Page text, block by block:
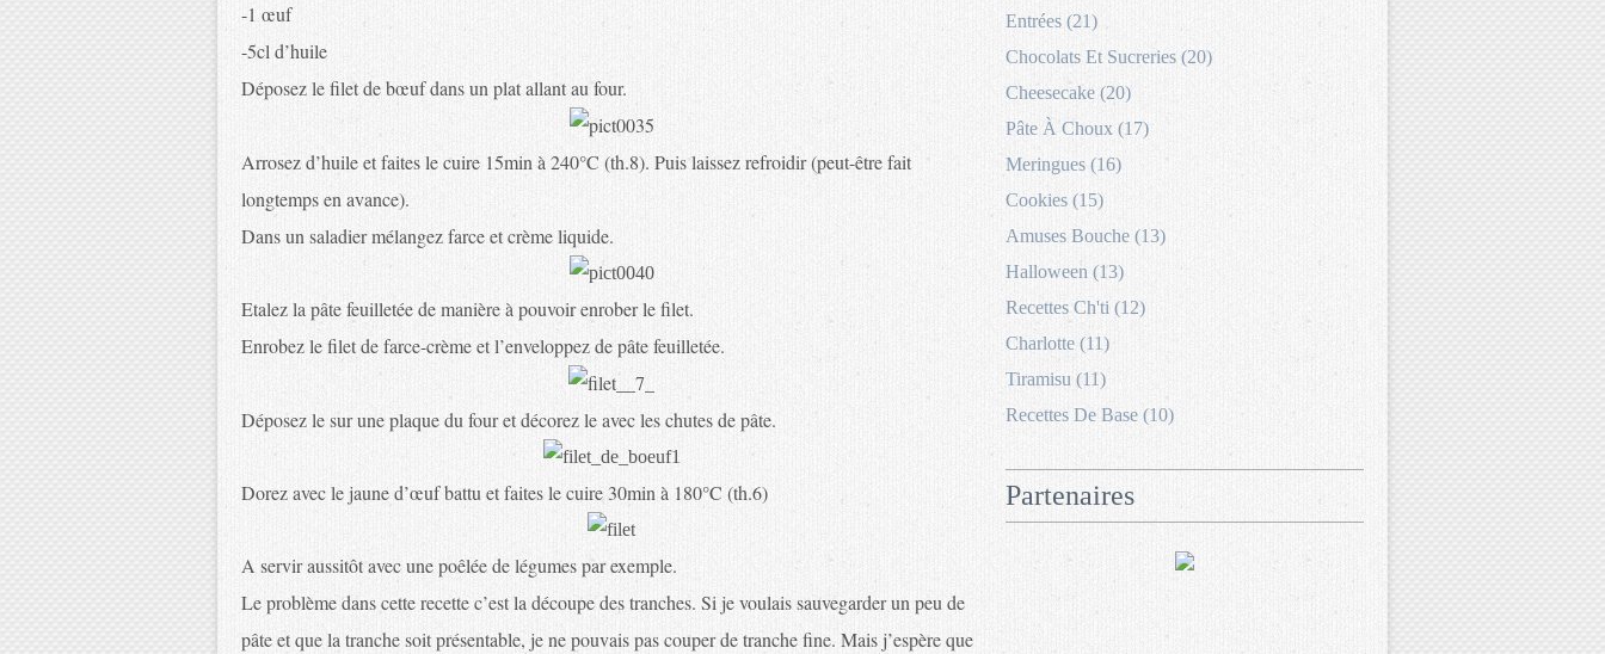
-1 œuf
-5cl d’huile
Déposez le filet de bœuf dans un plat allant au four.
Arrosez d’huile et faites le cuire 15min à 240°C (th.8). Puis laissez refroidir (peut-être fait
longtemps en avance).
Dans un saladier mélangez farce et crème liquide.
Etalez la pâte feuilletée de manière à pouvoir enrober le filet.
Enrobez le filet de farce-crème et l’enveloppez de pâte feuilletée.
Déposez le sur une plaque du four et décorez le avec les chutes de pâte.
Dorez avec le jaune d’œuf battu et faites le cuire 30min à 180°C (th.6)
A servir aussitôt avec une poêlée de légumes par exemple.
Le problème dans cette recette c’est la découpe des tranches. Si je voulais sauvegarder un peu de
pâte et que la tranche soit présentable, je ne pouvais pas couper de tranche fine. Mais j’espère que
Entrées (21)
Chocolats Et Sucreries (20)
Cheesecake (20)
Pâte À Choux (17)
Meringues (16)
Cookies (15)
Amuses Bouche (13)
Halloween (13)
Recettes Ch'ti (12)
Charlotte (11)
Tiramisu (11)
Recettes De Base (10)
Partenaires